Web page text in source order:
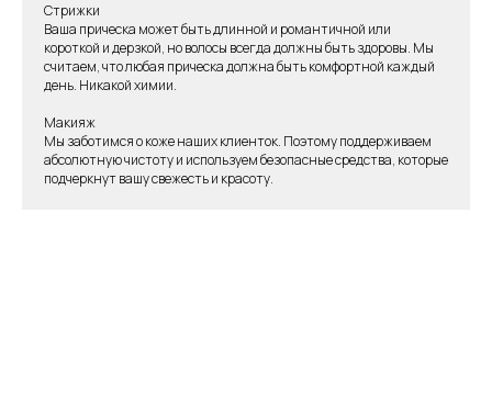
Стрижки
Ваша прическа может быть длинной и романтичной или
короткой и дерзкой, но волосы всегда должны быть здоровы. Мы
считаем, что любая прическа должна быть комфортной каждый
день. Никакой химии.
Макияж
Мы заботимся о коже наших клиенток. Поэтому поддерживаем
абсолютную чистоту и используем безопасные средства, которые
подчеркнут вашу свежесть и красоту.